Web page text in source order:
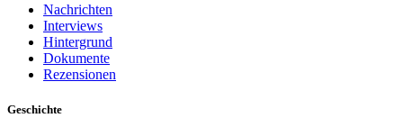
Nachrichten
Interviews
Hintergrund
Dokumente
Rezensionen
Geschichte